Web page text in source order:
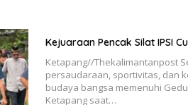
b
o
o
s
A
p
er l
Kejuaraan Pencak Silat IPSI
Ketapang//Thekalimantanpost
persaudaraan, sportivitas, dan
budaya bangsa memenuhi
Ketapang saat…